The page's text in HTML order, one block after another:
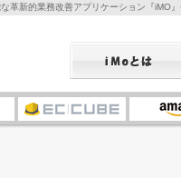
革新的業務改善アプリケーション『